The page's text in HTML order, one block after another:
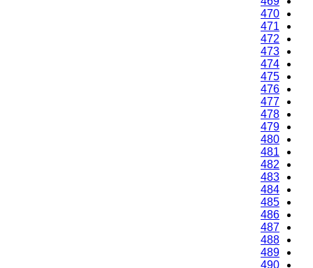
470
471
472
473
474
475
476
477
478
479
480
481
482
483
484
485
486
487
488
489
490